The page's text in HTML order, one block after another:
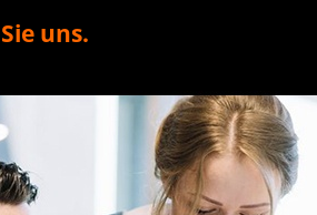
uns.